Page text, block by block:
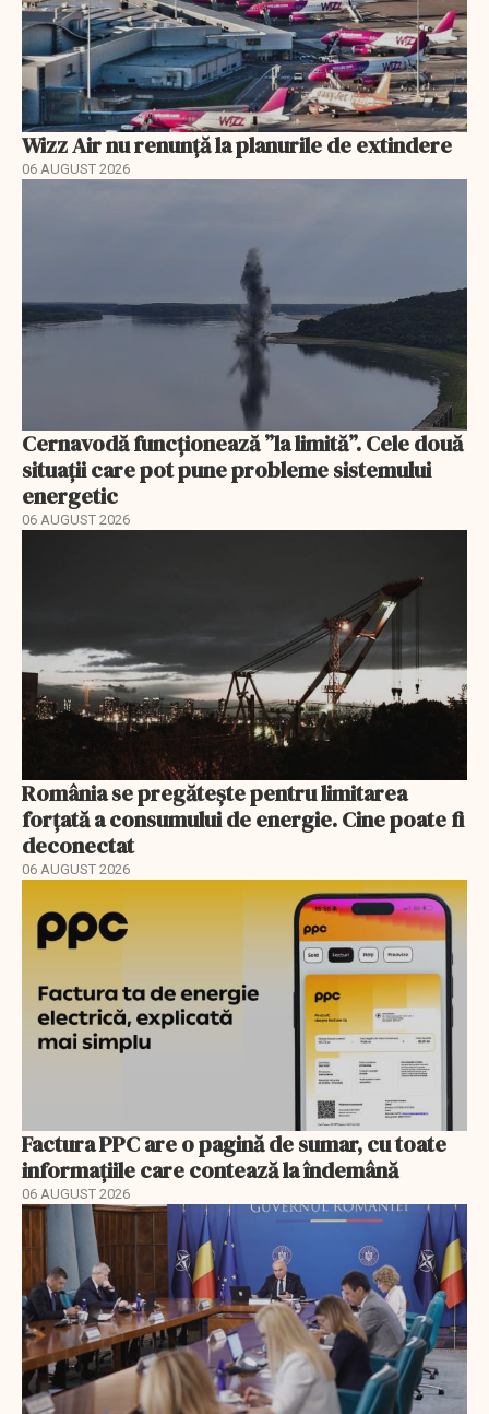
Wizz Air nu renunță la planurile de extindere
06 AUGUST 2026
Cernavodă funcționează ”la limită”. Cele două
situații care pot pune probleme sistemului
energetic
06 AUGUST 2026
România se pregătește pentru limitarea
forțată a consumului de energie. Cine poate fi
deconectat
06 AUGUST 2026
Factura PPC are o pagină de sumar, cu toate
informațiile care contează la îndemână
06 AUGUST 2026